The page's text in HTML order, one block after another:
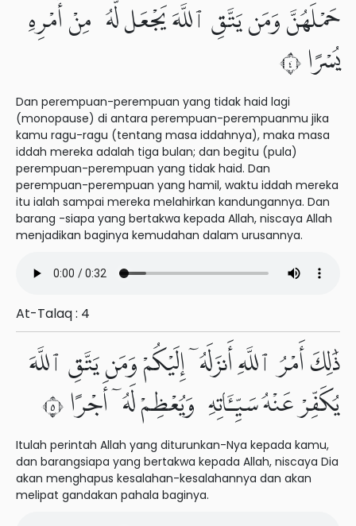
حَمْلَهُنَّ وَمَن يَتَّقِ ٱللَّهَ يَجْعَل لَّهُۥ مِنْ أَمْرِهِۦ
يُسْرًا ٤
Dan perempuan-perempuan yang tidak haid lagi
(monopause) di antara perempuan-perempuanmu jika
kamu ragu-ragu (tentang masa iddahnya), maka masa
iddah mereka adalah tiga bulan; dan begitu (pula)
perempuan-perempuan yang tidak haid. Dan
perempuan-perempuan yang hamil, waktu iddah mereka
itu ialah sampai mereka melahirkan kandungannya. Dan
barang -siapa yang bertakwa kepada Allah, niscaya Allah
menjadikan baginya kemudahan dalam urusannya.
At-Talaq : 4
ذَٰلِكَ أَمْرُ ٱللَّهِ أَنزَلَهُۥٓ إِلَيْكُمْ وَمَن يَتَّقِ ٱللَّهَ
يُكَفِّرْ عَنْهُ سَيِّـَٔاتِهِۦ وَيُعْظِمْ لَهُۥٓ أَجْرًا ٥
Itulah perintah Allah yang diturunkan-Nya kepada kamu,
dan barangsiapa yang bertakwa kepada Allah, niscaya Dia
akan menghapus kesalahan-kesalahannya dan akan
melipat gandakan pahala baginya.